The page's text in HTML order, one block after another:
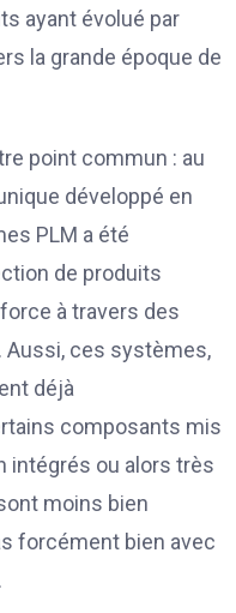
ayant évolué par
la grande époque de
point commun : au
développé en
PLM a été
de produits
à travers des
ces systèmes,
déjà
composants mis
intégrés ou alors très
moins bien
forcément bien avec